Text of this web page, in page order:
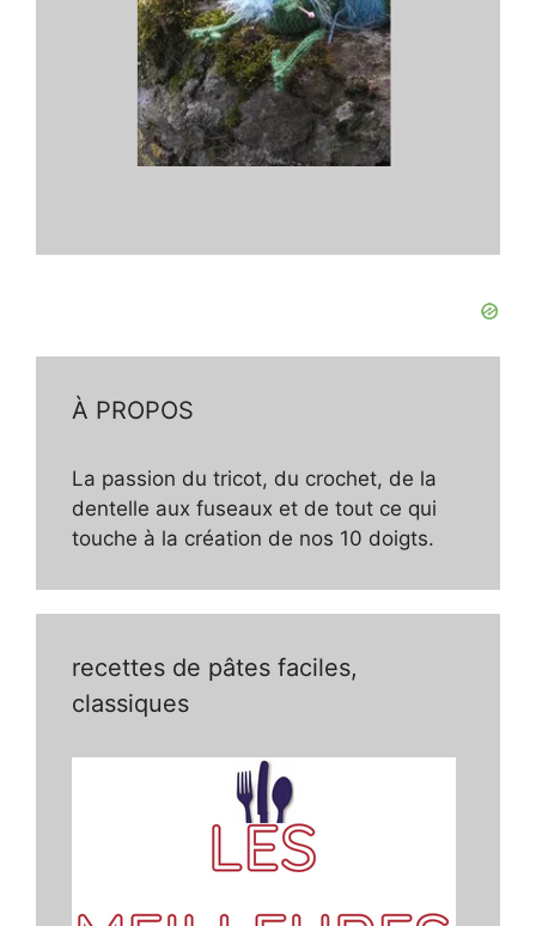
À PROPOS
La passion du tricot, du crochet, de la
dentelle aux fuseaux et de tout ce qui
touche à la création de nos 10 doigts.
recettes de pâtes faciles,
classiques